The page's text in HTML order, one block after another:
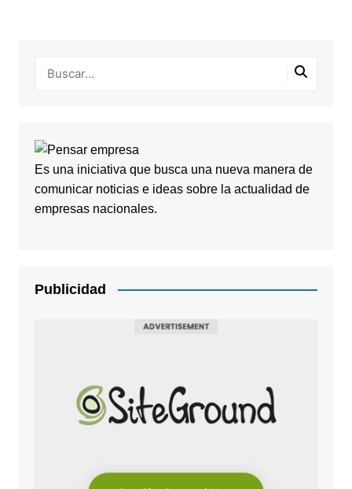
Es una iniciativa que busca una nueva manera de
comunicar noticias e ideas sobre la actualidad de
empresas nacionales.
Publicidad